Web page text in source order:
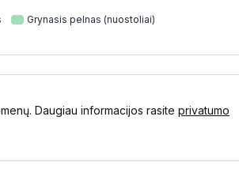
Grynasis pelnas (nuostoliai)
Daugiau informacijos rasite privatumo